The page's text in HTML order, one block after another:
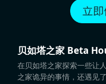
贝如塔之家 Beta
在贝如塔之家探索一些让
之家诡异的事情，还遇见